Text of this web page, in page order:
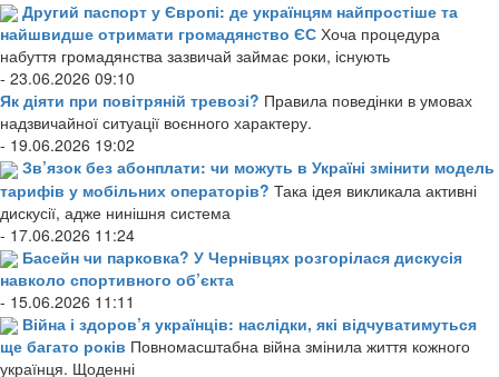
Другий паспорт у Європі: де українцям найпростіше та
найшвидше отримати громадянство ЄС Хоча процедура
набуття громадянства зазвичай займає роки, існують
- 23.06.2026 09:10
Як діяти при повітряній тревозі? Правила поведінки в умовах
надзвичайної ситуації воєнного характеру.
- 19.06.2026 19:02
Зв’язок без абонплати: чи можуть в Україні змінити модель
тарифів у мобільних операторів? Така ідея викликала активні
дискусії, адже нинішня система
- 17.06.2026 11:24
Басейн чи парковка? У Чернівцях розгорілася дискусія
навколо спортивного об’єкта
- 15.06.2026 11:11
Війна і здоров’я українців: наслідки, які відчуватимуться
ще багато років Повномасштабна війна змінила життя кожного
українця. Щоденні